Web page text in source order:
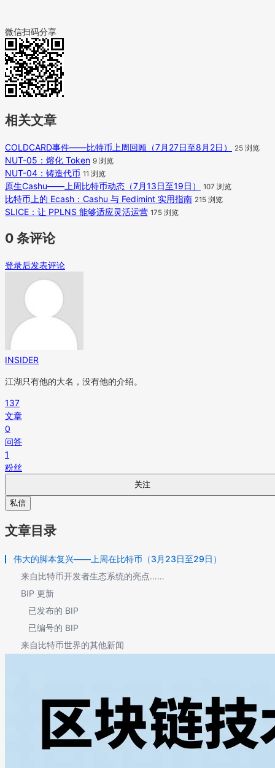
微信扫码分享
相关文章
COLDCARD事件——比特币上周回顾（7月27日至8月2日） 25 浏览
NUT-05：熔化 Token 9 浏览
NUT-04：铸造代币 11 浏览
原生Cashu——上周比特币动态（7月13日至19日） 107 浏览
比特币上的 Ecash：Cashu 与 Fedimint 实用指南 215 浏览
SLICE：让 PPLNS 能够适应灵活运营 175 浏览
0 条评论
登录后发表评论
INSIDER
江湖只有他的大名，没有他的介绍。
137
文章
0
问答
1
粉丝
关注
私信
文章目录
伟大的脚本复兴——上周在比特币（3月23日至29日）
来自比特币开发者生态系统的亮点……
BIP 更新
已发布的 BIP
已编号的 BIP
来自比特币世界的其他新闻